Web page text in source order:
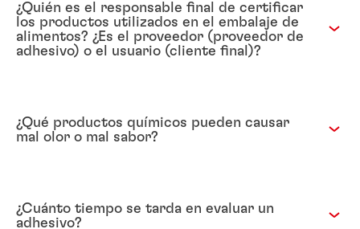
¿Quién es el responsable final de certificar
los productos utilizados en el embalaje de
alimentos? ¿Es el proveedor (proveedor de
adhesivo) o el usuario (cliente final)?
¿Qué productos químicos pueden causar
mal olor o mal sabor?
¿Cuánto tiempo se tarda en evaluar un
adhesivo?